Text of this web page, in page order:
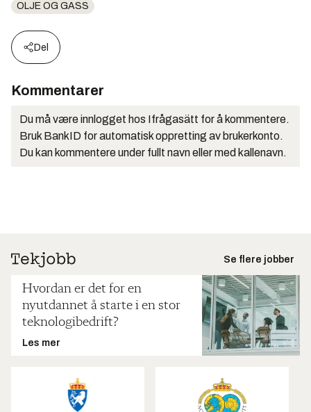
OLJE OG GASS
Del
Kommentarer
Du må være innlogget hos Ifrågasätt for å kommentere.
Bruk BankID for automatisk oppretting av brukerkonto.
Du kan kommentere under fullt navn eller med kallenavn.
Se flere jobber
Hvordan er det for en
nyutdannet å starte i en stor
teknologibedrift?
Les mer